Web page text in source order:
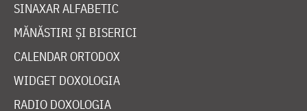
SINAXAR ALFABETIC
MĂNĂSTIRI ȘI BISERICI
CALENDAR ORTODOX
WIDGET DOXOLOGIA
RADIO DOXOLOGIA